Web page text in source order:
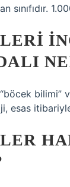
sınıfıdır.
bilimi”
esas